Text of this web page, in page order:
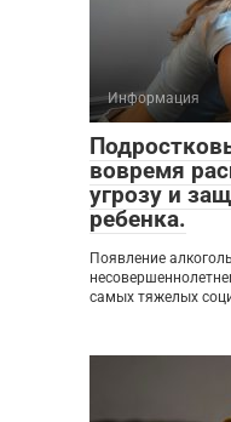
Информация
вовремя
угрозу и
ребенка.
Появление
самых тяжелых